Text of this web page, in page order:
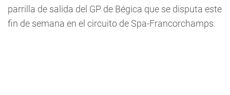
parrilla de salida del GP de Bégica que se disputa este
fin de semana en el circuito de Spa-Francorchamps.